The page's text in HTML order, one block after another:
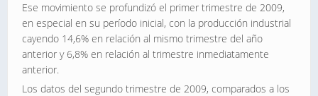
Ese movimiento se profundizó el primer trimestre de 2009,
en especial en su período inicial, con la producción industrial
cayendo 14,6% en relación al mismo trimestre del año
anterior y 6,8% en relación al trimestre inmediatamente
anterior.
Los datos del segundo trimestre de 2009, comparados a los